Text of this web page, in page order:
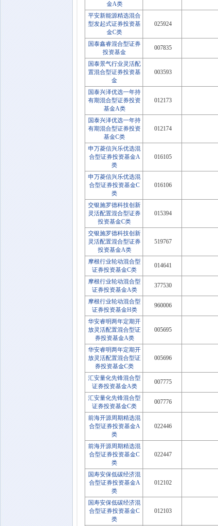
金A类
平安新能源精选混合
型发起式证券投资基
金C类
025924
国泰鑫睿混合型证券
投资基金
007835
国泰景气行业灵活配
置混合型证券投资基
金
003593
国泰兴泽优选一年持
有期混合型证券投资
基金A类
012173
国泰兴泽优选一年持
有期混合型证券投资
基金C类
012174
申万菱信兴乐优选混
合型证券投资基金A
类
016105
申万菱信兴乐优选混
合型证券投资基金C
类
016106
交银施罗德科技创新
灵活配置混合型证券
投资基金C类
015394
交银施罗德科技创新
灵活配置混合型证券
投资基金A类
519767
摩根行业轮动混合型
证券投资基金C类
014641
摩根行业轮动混合型
证券投资基金A类
377530
摩根行业轮动混合型
证券投资基金H类
960006
华安睿明两年定期开
放灵活配置混合型证
券投资基金A类
005695
华安睿明两年定期开
放灵活配置混合型证
券投资基金C类
005696
汇安量化先锋混合型
证券投资基金A类
007775
汇安量化先锋混合型
证券投资基金C类
007776
前海开源周期精选混
合型证券投资基金A
类
022446
前海开源周期精选混
合型证券投资基金C
类
022447
国寿安保低碳经济混
合型证券投资基金A
类
012102
国寿安保低碳经济混
合型证券投资基金C
类
012103